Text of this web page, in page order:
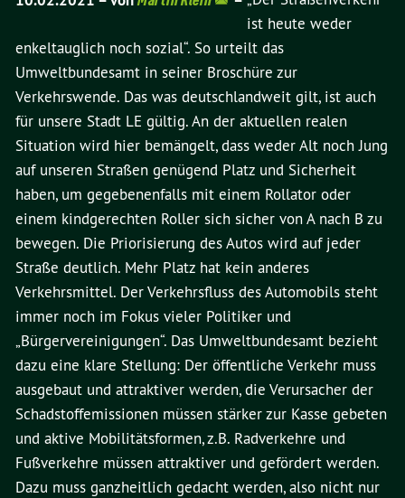
ist heute weder
enkeltauglich noch sozial“. So urteilt das
Umweltbundesamt in seiner Broschüre zur
Verkehrswende. Das was deutschlandweit gilt, ist auch
für unsere Stadt LE gültig. An der aktuellen realen
Situation wird hier bemängelt, dass weder Alt noch Jung
auf unseren Straßen genügend Platz und Sicherheit
haben, um gegebenenfalls mit einem Rollator oder
einem kindgerechten Roller sich sicher von A nach B zu
bewegen. Die Priorisierung des Autos wird auf jeder
Straße deutlich. Mehr Platz hat kein anderes
Verkehrsmittel. Der Verkehrsfluss des Automobils steht
immer noch im Fokus vieler Politiker und
„Bürgervereinigungen“. Das Umweltbundesamt bezieht
dazu eine klare Stellung: Der öffentliche Verkehr muss
ausgebaut und attraktiver werden, die Verursacher der
Schadstoffemissionen müssen stärker zur Kasse gebeten
und aktive Mobilitätsformen, z.B. Radverkehre und
Fußverkehre müssen attraktiver und gefördert werden.
Dazu muss ganzheitlich gedacht werden, also nicht nur